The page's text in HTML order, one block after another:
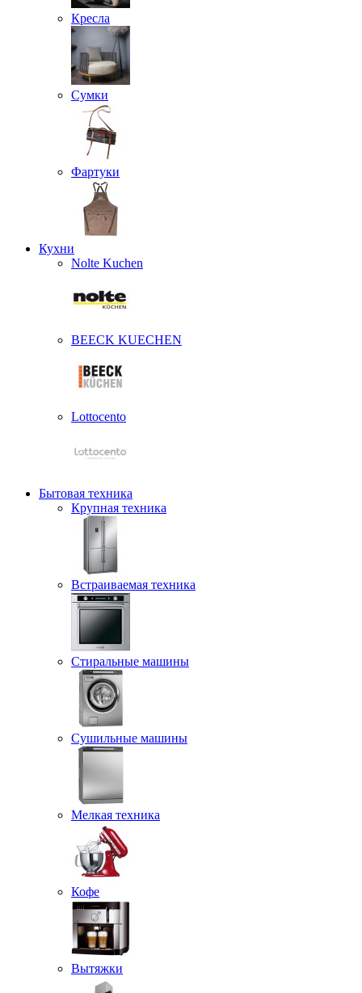
Кресла
Сумки
Фартуки
Кухни
Nolte Kuchen
BEECK KUECHEN
Lottocento
Бытовая техника
Крупная техника
Встраиваемая техника
Стиральные машины
Сушильные машины
Мелкая техника
Кофе
Вытяжки